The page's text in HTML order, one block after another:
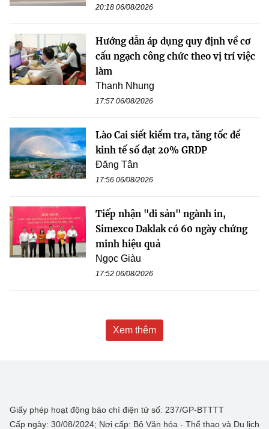
20:18 06/08/2026
Hướng dẫn áp dụng quy định về cơ
cấu ngạch công chức theo vị trí việc
làm
Thanh Nhung
17:57 06/08/2026
Lào Cai siết kiểm tra, tăng tốc để
kinh tế số đạt 20% GRDP
Đăng Tân
17:56 06/08/2026
Tiếp nhận "di sản" ngành in,
Simexco Daklak có 60 ngày chứng
minh hiệu quả
Ngọc Giàu
17:52 06/08/2026
Xem thêm
Giấy phép hoạt động báo chí điện tử số: 237/GP-BTTTT
Cấp ngày: 30/08/2024; Nơi cấp: Bộ Văn hóa - Thể thao và Du lịch